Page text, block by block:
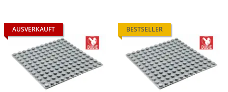
AUSVERKAUFT BESTSELLER